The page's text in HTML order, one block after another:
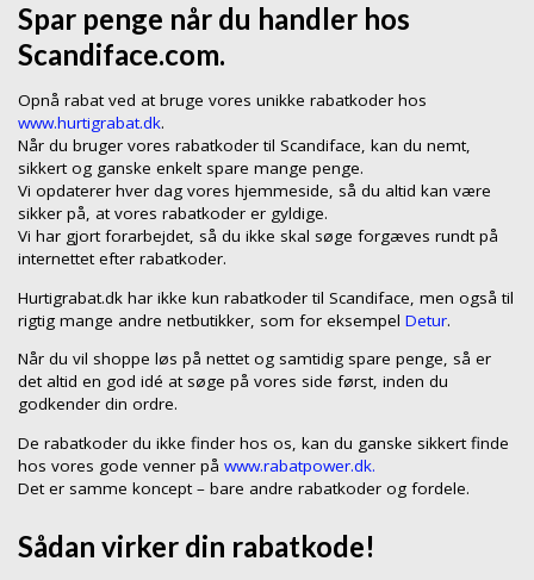
Spar penge når du handler hos
Scandiface.com.
Opnå rabat ved at bruge vores unikke rabatkoder hos
www.hurtigrabat.dk.
Når du bruger vores rabatkoder til Scandiface, kan du nemt,
sikkert og ganske enkelt spare mange penge.
Vi opdaterer hver dag vores hjemmeside, så du altid kan være
sikker på, at vores rabatkoder er gyldige.
Vi har gjort forarbejdet, så du ikke skal søge forgæves rundt på
internettet efter rabatkoder.
Hurtigrabat.dk har ikke kun rabatkoder til Scandiface, men også til
rigtig mange andre netbutikker, som for eksempel Detur.
Når du vil shoppe løs på nettet og samtidig spare penge, så er
det altid en god idé at søge på vores side først, inden du
godkender din ordre.
De rabatkoder du ikke finder hos os, kan du ganske sikkert finde
hos vores gode venner på www.rabatpower.dk.
Det er samme koncept – bare andre rabatkoder og fordele.
Sådan virker din rabatkode!